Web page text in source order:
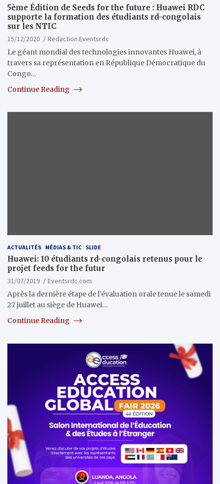
5ème Édition de Seeds for the future : Huawei RDC
supporte la formation des étudiants rd-congolais
sur les NTIC
15/12/2020
Redaction Eventsrdc
Le géant mondial des technologies innovantes Huawei, à
travers sa représentation en République Démocratique du
Congo…
Continue Reading
ACTUALITÉS MÉDIAS & TIC SLIDE
Huawei: 10 étudiants rd-congolais retenus pour le
projet feeds for the futur
31/07/2019
Eventsrdc.com
Après la dernière étape de l’évaluation orale tenue le samedi
27 juillet au siège de Huawei…
Continue Reading